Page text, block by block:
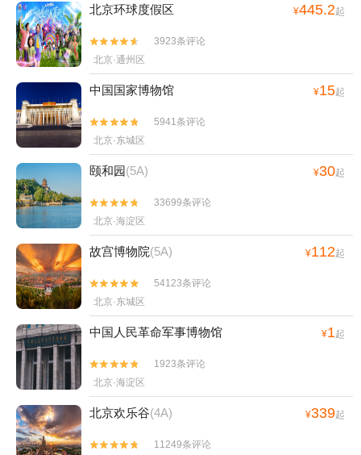
北京环球度假区 ¥445.2起


3923条评论
北京·通州区
中国国家博物馆 ¥15起


5941条评论
北京·东城区
颐和园(5A) ¥30起


33699条评论
北京·海淀区
故宫博物院(5A) ¥112起


54123条评论
北京·东城区
中国人民革命军事博物馆 ¥1起


1923条评论
北京·海淀区
北京欢乐谷(4A) ¥339起

 11249条评论